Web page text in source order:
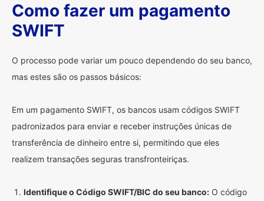
Como fazer um pagamento
SWIFT
O processo pode variar um pouco dependendo do seu banco,
mas estes são os passos básicos:
Em um pagamento SWIFT, os bancos usam códigos SWIFT
padronizados para enviar e receber instruções únicas de
transferência de dinheiro entre si, permitindo que eles
realizem transações seguras transfronteiriças.
Identifique o Código SWIFT/BIC do seu banco: O código